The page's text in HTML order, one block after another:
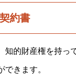
約書
知的財産権を持っ
できます。